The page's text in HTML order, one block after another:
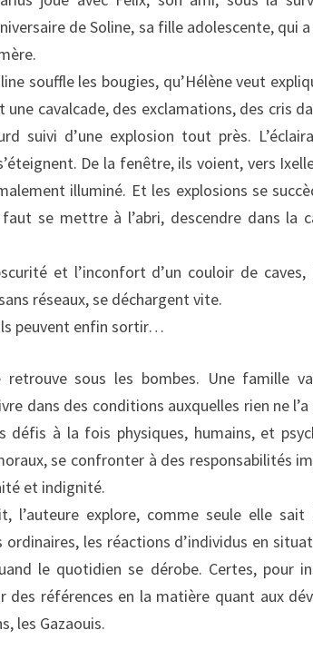
de Soline, sa fille adolescente, qui
souffle les bougies, qu’Hélène veut
une cavalcade, des exclamations, des cris
suivi d’une explosion tout près.
De la fenêtre, ils voient, vers
illuminé. Et les explosions se
se mettre à l’abri, descendre dans la
et l’inconfort d’un couloir de
réseaux, se déchargent vite.
peuvent enfin sortir…
retrouve sous les bombes. Une famille
dans des conditions auxquelles rien ne
défis à la fois physiques, humains, et
se confronter à des responsabilités
et indignité.
l’auteure explore, comme seule elle
ordinaires, les réactions d’individus en
le quotidien se dérobe. Certes, pour
des références en la matière quant aux
les Gazaouis.